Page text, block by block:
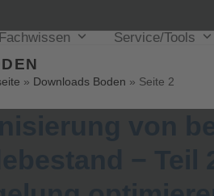
Fachwissen Service/Tools
» Downloads Boden » Seite 2